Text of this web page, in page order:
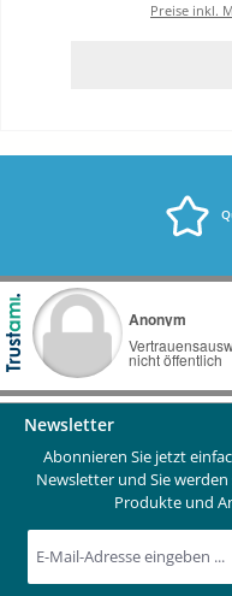
Preise inkl.
Newsletter
Abonnieren Sie jetzt
Newsletter und Sie
Produkte und
Mail-
Adresse